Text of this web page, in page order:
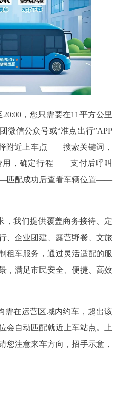
20:00，您只需要在11平方公里
微信公众号或“准点出行”APP
近上车点——搜索关键词，
，确定行程——支付后呼叫
配成功后查看车辆位置——
，我们提供覆盖商务接待、定
、企业团建、露营野餐、文旅
租车服务，通过灵活适配的服
，满足市民安全、便捷、高效
需在运营区域内约车，超出该
会自动匹配就近上车站点。上
您注意来车方向，招手示意，